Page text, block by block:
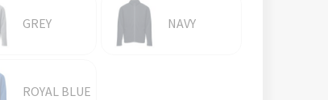
GREY NAVY
ROYAL BLUE